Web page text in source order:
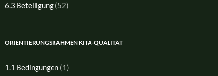
6.3 Beteiligung (52)
ORIENTIERUNGSRAHMEN KITA-QUALITÄT
1.1 Bedingungen (1)